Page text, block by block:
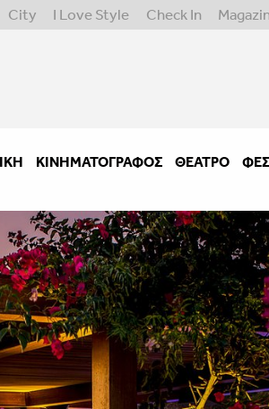
City I Love Style Check In
ΚΙΝΗΜΑΤΟΓΡΆΦΟΣ ΘΈΑΤΡΟ